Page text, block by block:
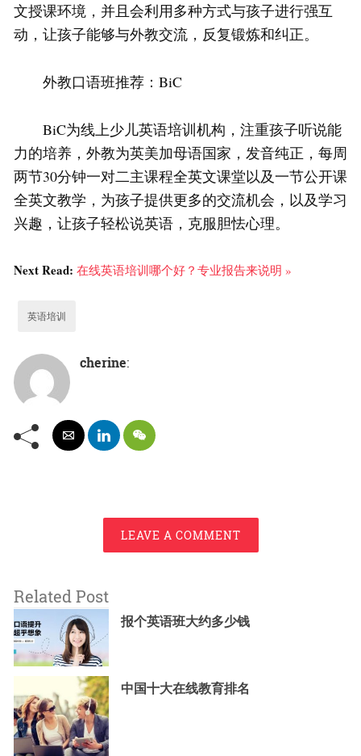
文授课环境，并且会利用多种方式与孩子进行强互
动，让孩子能够与外教交流，反复锻炼和纠正。
外教口语班推荐：BiC
BiC为线上少儿英语培训机构，注重孩子听说能
力的培养，外教为英美加母语国家，发音纯正，每周
两节30分钟一对二主课程全英文课堂以及一节公开课
全英文教学，为孩子提供更多的交流机会，以及学习
兴趣，让孩子轻松说英语，克服胆怯心理。
Next Read: 在线英语培训哪个好？专业报告来说明 »
英语培训
cherine:
LEAVE A COMMENT
Related Post
报个英语班大约多少钱
中国十大在线教育排名